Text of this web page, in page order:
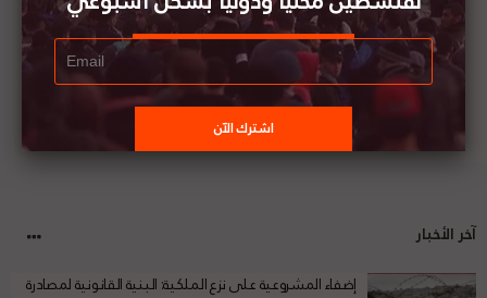
آخر الأخبار
إضفاء المشروعية على نزع الملكية: البنية القانونية لمصادرة